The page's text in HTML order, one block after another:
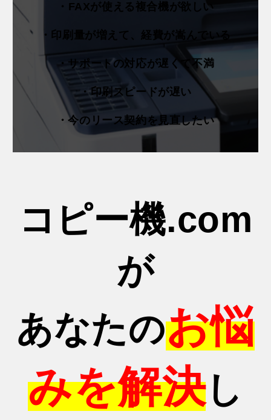
・FAXが使える複合機が欲しい
・印刷量が増えて、経費が嵩んでいる
・サポートの対応が遅くて不満
・印刷スピードが遅い
・今のリース契約を見直したい
コピー機.com
が
あなたのお悩
みを解決し